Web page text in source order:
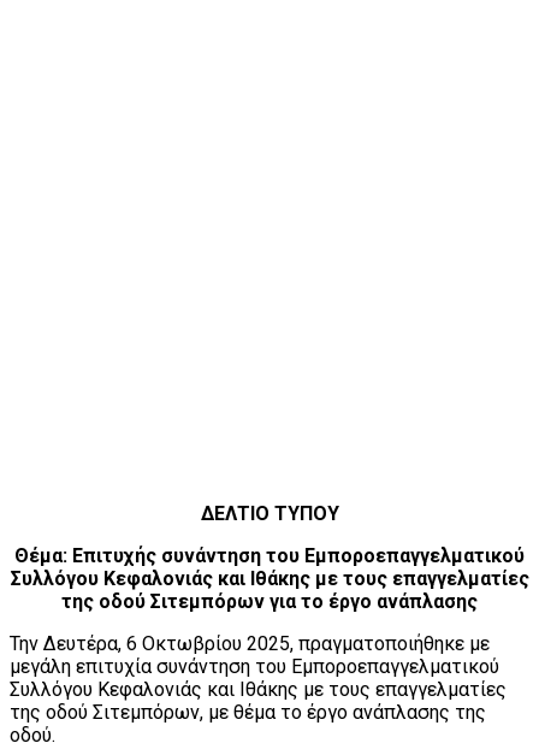
ΔΕΛΤΙΟ ΤΥΠΟΥ
Θέμα: Επιτυχής συνάντηση του Εμποροεπαγγελματικού
Συλλόγου Κεφαλονιάς και Ιθάκης με τους επαγγελματίες
της οδού Σιτεμπόρων για το έργο ανάπλασης
Την Δευτέρα, 6 Οκτωβρίου 2025, πραγματοποιήθηκε με
μεγάλη επιτυχία συνάντηση του Εμποροεπαγγελματικού
Συλλόγου Κεφαλονιάς και Ιθάκης με τους επαγγελματίες
της οδού Σιτεμπόρων, με θέμα το έργο ανάπλασης της
οδού.